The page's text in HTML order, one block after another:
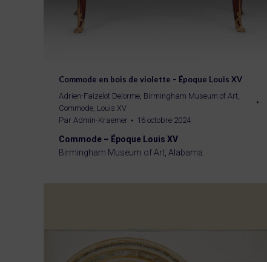
Commode en bois de violette – Époque Louis XV
Adrien-Faizelot Delorme, Birmingham Museum of Art,
Commode, Louis XV
Par Admin-Kraemer 16 octobre 2024
Commode – Époque Louis XV
Birmingham Museum of Art, Alabama.